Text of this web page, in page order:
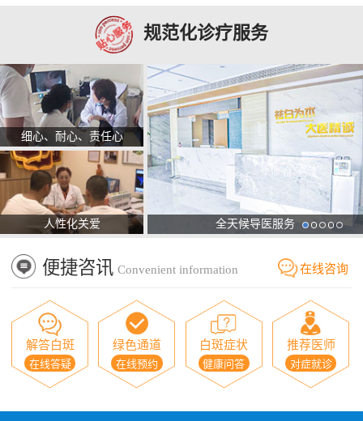
规范化诊疗服务
细心、耐心、责任心
人性化关爱 全天候导医服务
便捷咨讯 Convenient information 在线咨询
解答白斑
在线答疑
绿色通道
在线预约
白斑症状
健康问答
推荐医师
对症就诊